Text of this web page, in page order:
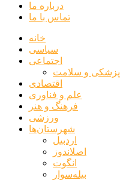
درباره ما
تماس با ما
خانه
سیاسی
اجتماعی
پزشکی و سلامت
اقتصادی
علم و فناوری
فرهنگ و هنر
ورزشی
شهرستان‌ها
اردبیل
اصلاندوز
انگوت
بیله‌سوار